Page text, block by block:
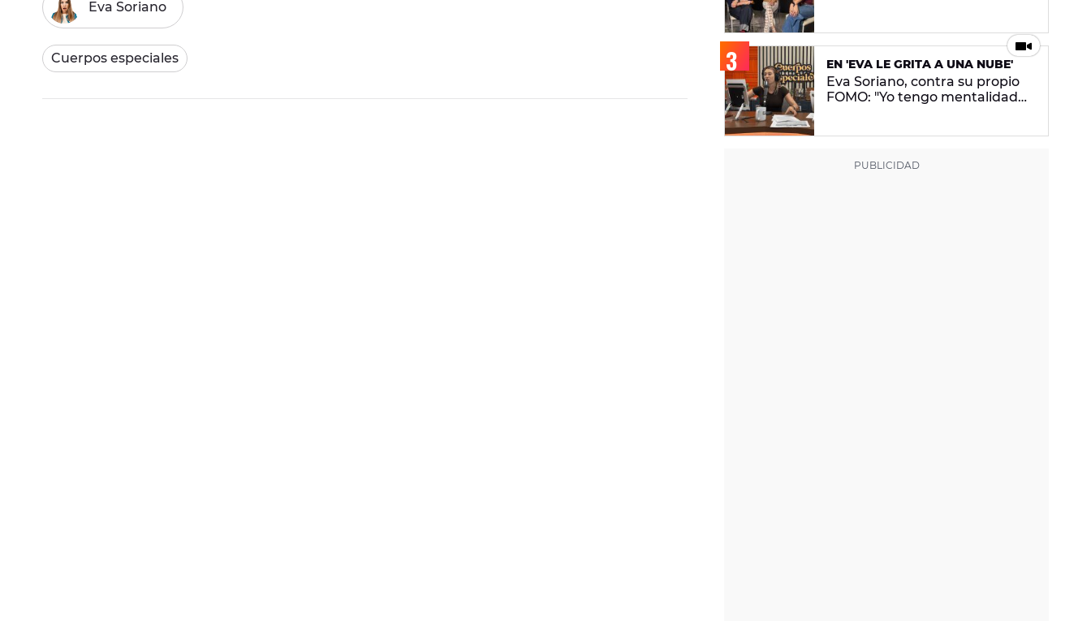
Eva Soriano
Cuerpos especiales EN 'EVA LE GRITA A UNA NUBE'
Eva Soriano, contra su propio
FOMO: "Yo tengo mentalidad